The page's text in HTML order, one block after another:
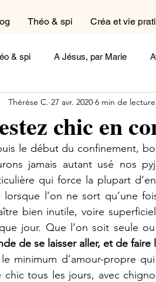
Théo & spi Créa et vie
& spi A Jésus, par Marie
liturgique Créa et vie pratique
détente Réflexions Femme
Paternité Témoignages
A feuilleter Un peu de poésie
chic en
Thérèse C. 27 avr. 2020 6 min de lecture
le début du confinement,
jamais autant usé nos
qui force la plupart
lorsque l’on ne sort qu’une
bien inutile, voire
jour. Que l’on soit seule
de se laisser aller, et de
minimum d’amour-propre
chic tous les jours, avec